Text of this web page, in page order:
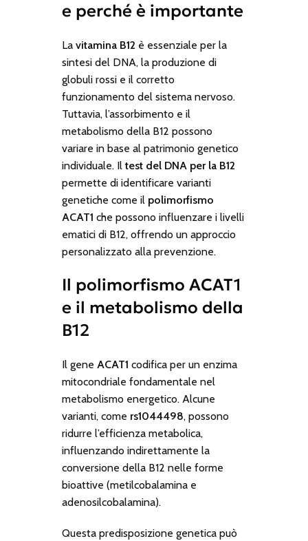
e perché è importante
La vitamina B12 è essenziale per la
sintesi del DNA, la produzione di
globuli rossi e il corretto
funzionamento del sistema nervoso.
Tuttavia, l’assorbimento e il
metabolismo della B12 possono
variare in base al patrimonio genetico
individuale. Iltest del DNA per la B12
permette di identificare varianti
genetiche come il polimorfismo
ACAT1 che possono influenzare i livelli
ematici di B12, offrendo un approccio
personalizzato alla prevenzione.
Il polimorfismo ACAT1
e il metabolismo della
B12
Il gene ACAT1 codifica per un enzima
mitocondriale fondamentale nel
metabolismo energetico. Alcune
varianti, come rs1044498, possono
ridurre l’efficienza metabolica,
influenzando indirettamente la
conversione della B12 nelle forme
bioattive (metilcobalamina e
adenosilcobalamina).
Questa predisposizione genetica può